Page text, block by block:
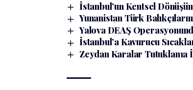
İstanbul’un Kentsel
Yunanistan Türk
Yalova DEAŞ
İstanbul’a Kavurucu
Zeydan Karalar Tutuklama